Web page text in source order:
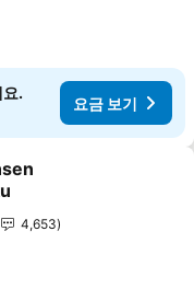
.
요금 보기
추가
4,653